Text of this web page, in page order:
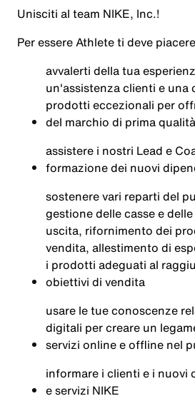
Unisciti al team NIKE, Inc.!
Per essereAthleteti deve
avvalerti della tua
un'assistenza clienti e una
prodotti eccezionali per
del marchio di prima
assistere i nostri Lead e
formazione dei nuovi
sostenere vari reparti del
gestione delle casse e
uscita, rifornimento dei
vendita, allestimento di
i prodotti adeguati al
obiettivi di vendita
usare le tue conoscenze
digitali per creare un
servizi online e offline nel
informare i clienti e i nuovi
e servizi NIKE